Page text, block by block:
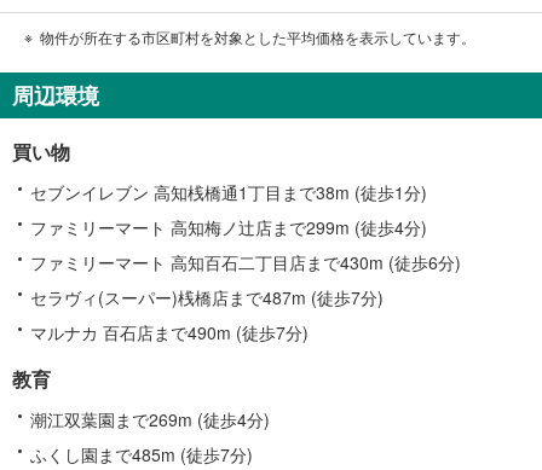
物件が所在する市区町村を対象とした平均価格を表示しています。
周辺環境
買い物
セブンイレブン 高知桟橋通1丁目まで38m (徒歩1分)
ファミリーマート 高知梅ノ辻店まで299m (徒歩4分)
ファミリーマート 高知百石二丁目店まで430m (徒歩6分)
セラヴィ(スーパー)桟橋店まで487m (徒歩7分)
マルナカ 百石店まで490m (徒歩7分)
教育
潮江双葉園まで269m (徒歩4分)
ふくし園まで485m (徒歩7分)